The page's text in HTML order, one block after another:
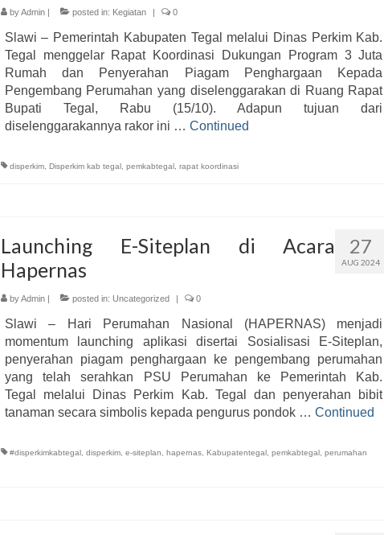
byAdmin| posted in: Kegiatan | 0
Slawi – Pemerintah Kabupaten Tegal melalui Dinas Perkim Kab.
Tegal menggelar Rapat Koordinasi Dukungan Program 3 Juta
Rumah dan Penyerahan Piagam Penghargaan Kepada
Pengembang Perumahan yang diselenggarakan di Ruang Rapat
Bupati Tegal, Rabu (15/10). Adapun tujuan dari
diselenggarakannya rakor ini … Continued
disperkim, Disperkim kab tegal, pemkabtegal, rapat koordinasi
27
AUG 2024
Launching E-Siteplan di Acara
Hapernas
byAdmin| posted in: Uncategorized | 0
Slawi – Hari Perumahan Nasional (HAPERNAS) menjadi
momentum launching aplikasi disertai Sosialisasi E-Siteplan,
penyerahan piagam penghargaan ke pengembang perumahan
yang telah serahkan PSU Perumahan ke Pemerintah Kab.
Tegal melalui Dinas Perkim Kab. Tegal dan penyerahan bibit
tanaman secara simbolis kepada pengurus pondok … Continued
#disperkimkabtegal, disperkim, e-siteplan hapernas, Kabupatentegal, pemkabtegal, perumahan